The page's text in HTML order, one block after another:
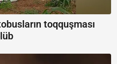
toqquşması